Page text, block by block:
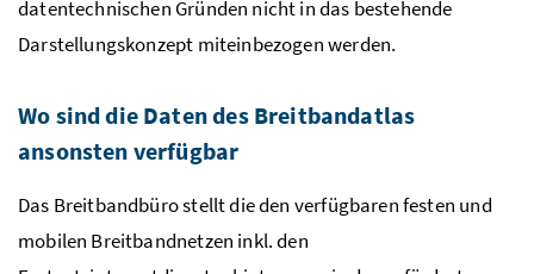
datentechnischen Gründen nicht in das bestehende
Darstellungskonzept miteinbezogen werden.
Wo sind die Daten des Breitbandatlas
ansonsten verfügbar
Das Breitbandbüro stellt die den verfügbaren festen und
mobilen Breitbandnetzen inkl. den